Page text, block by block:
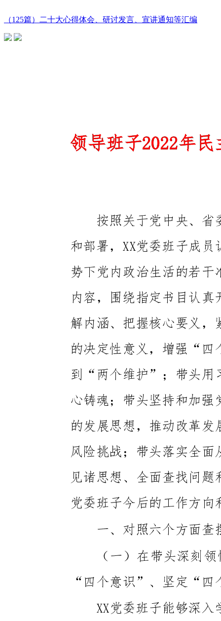
（125篇）二十大心得体会、研讨发言、宣讲通知等汇编